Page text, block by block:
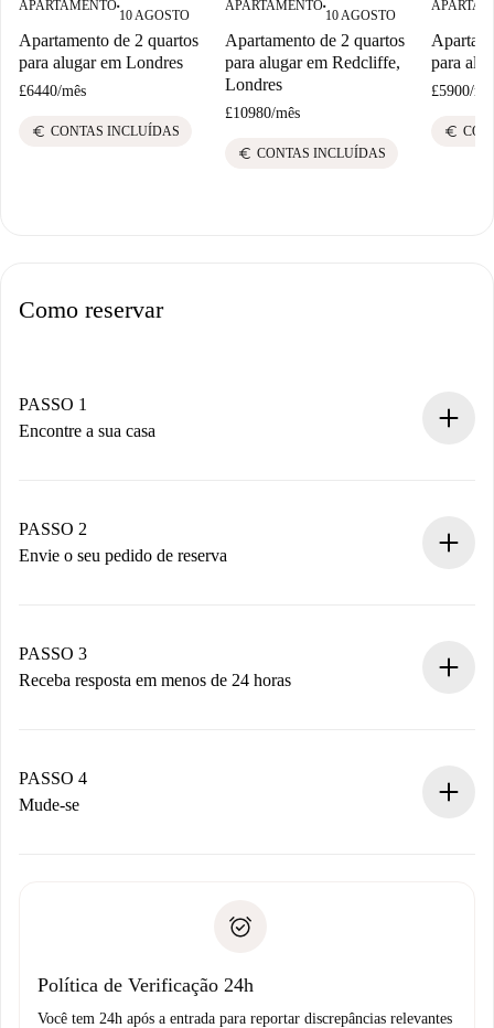
APARTAMENTO■
10 AGOSTO
Apartamento de 2 quartos
para alugar em Londres
£6440/mês
euro CONTAS INCLUÍDAS
APARTAMENTO■
10 AGOSTO
Apartamento de 2 quartos
para alugar em Redcliffe,
Londres
£10980/mês
euro CONTAS INCLUÍDAS
para
£5900/
euro
Como reservar
PASSO 1
Encontre a sua casa
Você tem todas as informações necessárias
antecipadamente.
PASSO 2
Envie o seu pedido de reserva
Não cobramos nada até que o proprietário confirme.
PASSO 3
Receba resposta em menos de 24 horas
proprietário.
Se recusada: não cobraremos nada e ofereceremos
Débito direto bancário
PASSO 4
Mude-se
não comunicar nenhum problema.
Política de Verificação 24h
Você tem 24h após a entrada para reportar discrepâncias relevantes